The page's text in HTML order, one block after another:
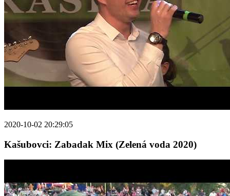
2020-10-02 20:29:05
Kašubovci: Zabadak Mix (Zelená voda 2020)